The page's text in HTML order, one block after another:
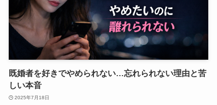
既婚者を好きでやめられない…忘れられない理由と苦
しい本音
2025年7月18日